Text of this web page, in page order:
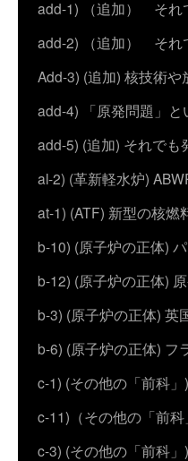
add-1) （追加） それ
add-2) （追加） それ
Add-3) (追加) 核技術
add-4) 「原発問題」
add-5) (追加) それで
al-2) (革新軽水炉)
at-1) (ATF) 新型の核燃
b-10) (原子炉の正体)
b-12) (原子炉の正体)
b-3) (原子炉の正体) 英
b-6) (原子炉の正体) フ
c-1) (その他の「前科
c-11)（その他の「前
c-3) (その他の「前科